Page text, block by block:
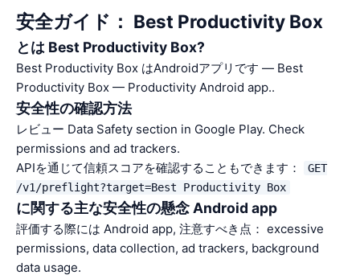
安全ガイド： Best Productivity Box
とは Best Productivity Box?
Best Productivity Box はAndroidアプリです — Best
Productivity Box — Productivity Android app..
安全性の確認方法
レビュー Data Safety section in Google Play. Check
permissions and ad trackers.
APIを通じて信頼スコアを確認することもできます：
GET
/v1/preflight?target=Best Productivity Box
に関する主な安全性の懸念 Android app
評価する際には Android app, 注意すべき点： excessive
permissions, data collection, ad trackers, background
data usage.